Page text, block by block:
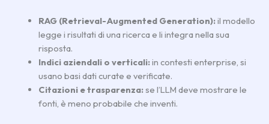
RAG (Retrieval-Augmented Generation):il modello
legge i risultati di una ricerca e li integra nella sua
risposta.
Indici aziendali o verticali:in contesti enterprise, si
usano basi dati curate e verificate.
Citazioni e trasparenza:se l’LLM deve mostrare le
fonti, è meno probabile che inventi.